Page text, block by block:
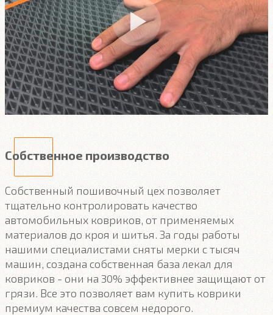
Собственное производство
Собственный пошивочный цех позволяет
тщательно контролировать качество
автомобильных ковриков, от применяемых
материалов до кроя и шитья. За годы работы
нашими специалистами сняты мерки с тысяч
машин, создана собственная база лекал для
ковриков - они на 30% эффективнее защищают от
грязи. Все это позволяет вам купить коврики
премиум качества совсем недорого.